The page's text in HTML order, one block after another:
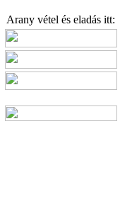
Arany vétel és eladás itt: